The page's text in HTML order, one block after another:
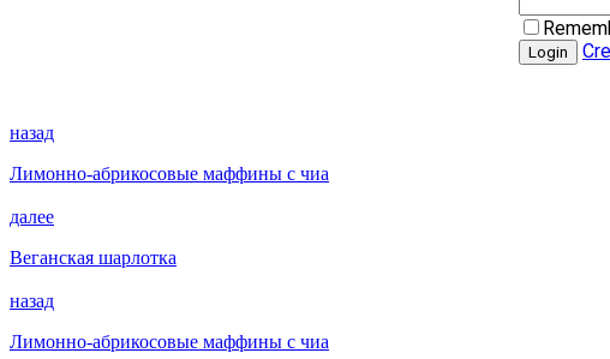
назад
Лимонно-абрикосовые маффины с чиа
далее
Веганская шарлотка
назад
Лимонно-абрикосовые маффины с чиа